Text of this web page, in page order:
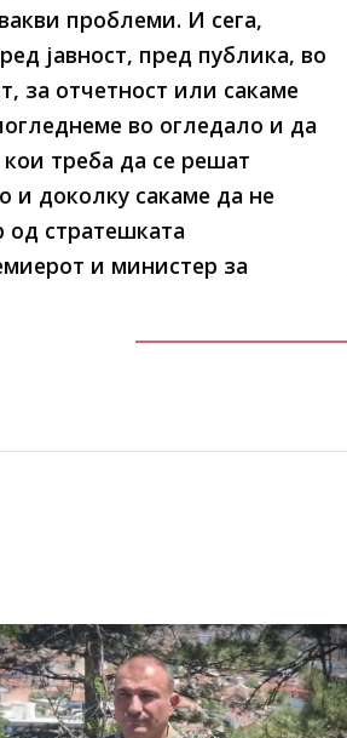
проблеми. И сега,
јавност, пред публика, во
за отчетност или сакаме
во огледало и да
треба да се решат
и доколку сакаме да не
од стратешката
и министер за